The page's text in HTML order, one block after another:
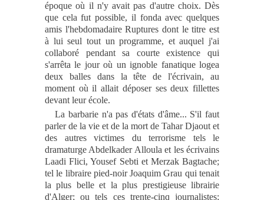
époque où il n'y avait pas d'autre choix. Dès
que cela fut possible, il fonda avec quelques
amis l'hebdomadaire Ruptures dont le titre est
à lui seul tout un programme, et auquel j'ai
collaboré pendant sa courte existence qui
s'arrêta le jour où un ignoble fanatique logea
deux balles dans la tête de l'écrivain, au
moment où il allait déposer ses deux fillettes
devant leur école.
La barbarie n'a pas d'états d'âme... S'il faut
parler de la vie et de la mort de Tahar Djaout et
des autres victimes du terrorisme tels le
dramaturge Abdelkader Alloula et les écrivains
Laadi Flici, Yousef Sebti et Merzak Bagtache;
tel le libraire pied-noir Joaquim Grau qui tenait
la plus belle et la plus prestigieuse librairie
d'Alger; ou tels ces trente-cinq journalistes;